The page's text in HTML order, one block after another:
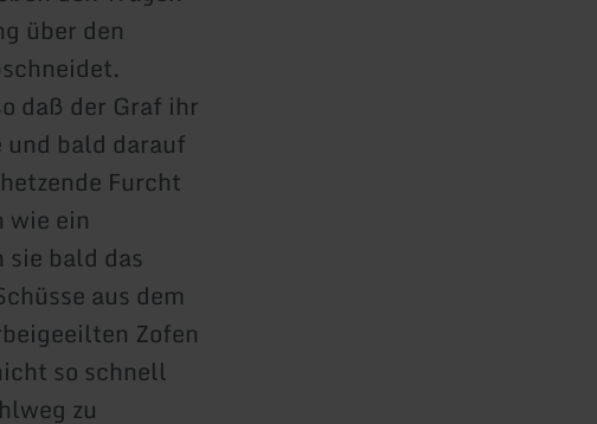
über den
daß der Graf ihr
bald darauf
Furcht
wie ein
bald das
aus dem
Zofen
so schnell
zu